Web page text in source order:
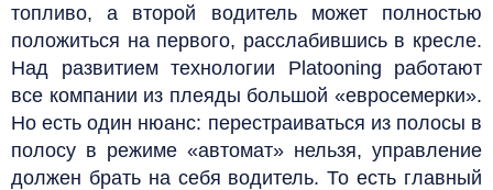
топливо, а второй водитель может полностью
положиться на первого, расслабившись в кресле.
Над развитием технологии Platooning работают
все компании из плеяды большой «евросемерки».
Но есть один нюанс: перестраиваться из полосы в
полосу в режиме «автомат» нельзя, управление
должен брать на себя водитель. То есть главный